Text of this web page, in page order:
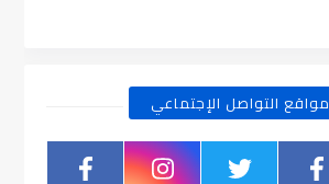
مواقع التواصل الإجتماعي